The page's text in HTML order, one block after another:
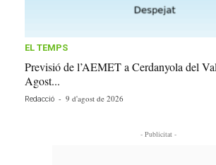
EL TEMPS
Previsió de l’AEMET a Cerdanyola del
Agost...
Redacció - 9 d'agost de 2026
- Publicitat -